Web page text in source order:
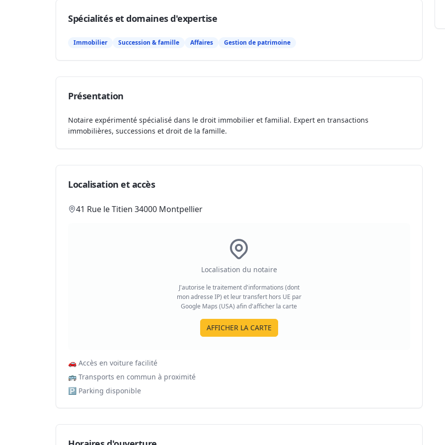
Spécialités et domaines d'expertise
Immobilier Succession & famille Affaires Gestion de patrimoine
Présentation
Notaire expérimenté spécialisé dans le droit immobilier et familial. Expert en transactions
immobilières, successions et droit de la famille.
Localisation et accès
41 Rue le Titien 34000 Montpellier
Localisation du notaire
J'autorise le traitement d'informations (dont
mon adresse IP) et leur transfert hors UE par
Google Maps (USA) afin d'afficher la carte
AFFICHER LA CARTE
🚗 Accès en voiture facilité
🚌 Transports en commun à proximité
🅿️ Parking disponible